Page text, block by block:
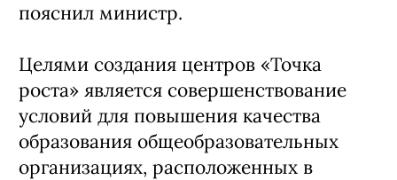
пояснил министр.
Целями создания центров «Точка
роста» является совершенствование
условий для повышения качества
образования общеобразовательных
организациях, расположенных в